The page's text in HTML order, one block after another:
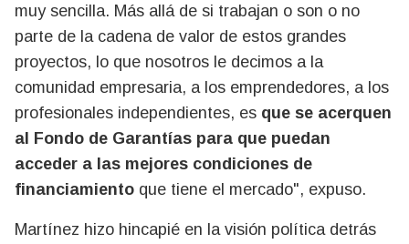
muy sencilla. Más allá de si trabajan o son o no
parte de la cadena de valor de estos grandes
proyectos, lo que nosotros le decimos a la
comunidad empresaria, a los emprendedores, a los
profesionales independientes, es que se acerquen
al Fondo de Garantías para que puedan
acceder a las mejores condiciones de
financiamiento que tiene el mercado", expuso.
Martínez hizo hincapié en la visión política detrás